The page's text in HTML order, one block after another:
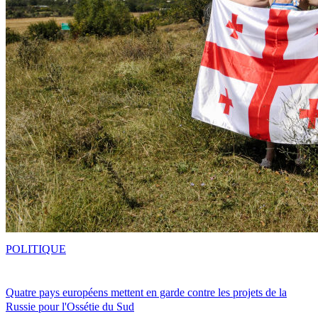
Quatre pays européens mettent en garde contre les projets de la
Russie pour l'Ossétie du Sud
POLITIQUE